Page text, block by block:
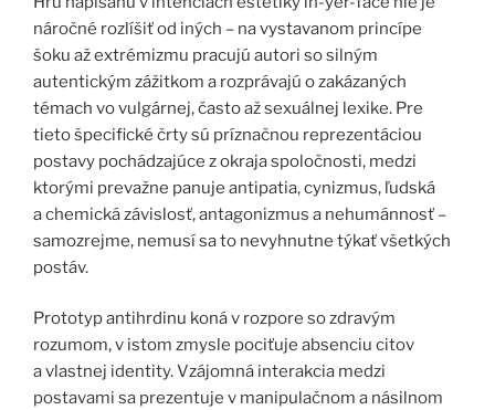
náročné rozlíšiť od iných – na vystavanom princípe
šoku až extrémizmu pracujú autori so silným
autentickým zážitkom a rozprávajú o zakázaných
témach vo vulgárnej, často až sexuálnej lexike. Pre
tieto špecifické črty sú príznačnou reprezentáciou
postavy pochádzajúce z okraja spoločnosti, medzi
ktorými prevažne panuje antipatia, cynizmus, ľudská
a chemická závislosť, antagonizmus a nehumánnosť –
samozrejme, nemusí sa to nevyhnutne týkať všetkých
postáv.
Prototyp antihrdinu koná v rozpore so zdravým
rozumom, v istom zmysle pociťuje absenciu citov
a vlastnej identity. Vzájomná interakcia medzi
postavami sa prezentuje v manipulačnom a násilnom